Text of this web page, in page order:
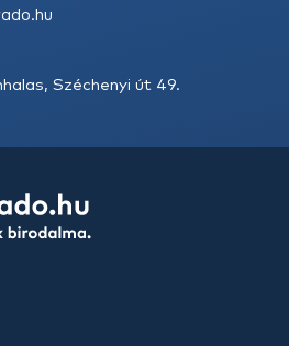
Széchenyi út 49.